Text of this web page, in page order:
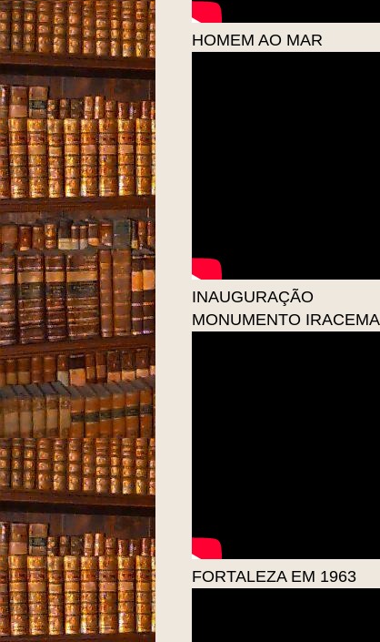
HOMEM AO MAR
INAUGURAÇÃO
MONUMENTO IRACEMA
FORTALEZA EM 1963